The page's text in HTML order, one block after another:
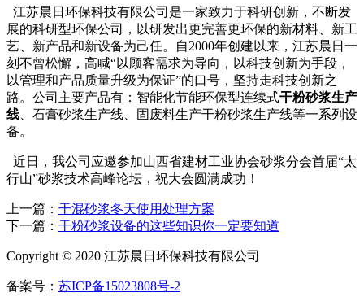
江苏晨日环保科技有限公司是一家致力于科研创新，不断发
展的科研型环保公司，以研发出更完善更环保的新材料、新工
艺、新产品和新设备为己任。自2000年创建以来，江苏晨日一
刻不曾松懈，高喊“以顾客需求为导向，以科技创新为手段，
以管理和产品质量升级为保证”的口号，坚持走科技创新之
路。公司主要产品有：智能化节能环保型连续式干粉砂浆生产
线 、石膏砂浆生产线、固废料生产干粉砂浆生产线等一系列设
备。
近日，我公司应邀参加山西省建材工业协会砂浆分会首届“太
行山”砂浆技术高峰论坛，祝大会圆满成功！
上一篇： 干混砂浆冬天使用处理方案
下一篇： 干粉砂浆设备的这些知识你一定要知道
Copyright © 2020 江苏晨日环保科技有限公司
备案号： 苏ICP备15023808号-2